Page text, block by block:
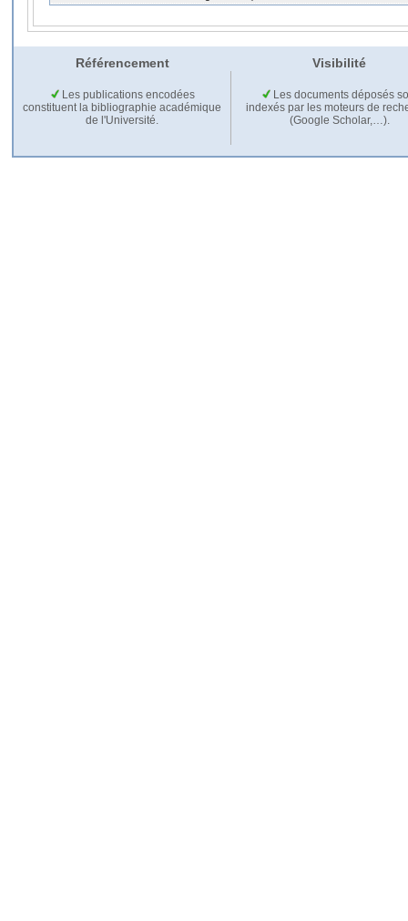
Référencement Visibilité
Les publications encodées
constituent la bibliographie académique
de l'Université.
Les documents déposés
indexés par les moteurs de
(Google Scholar,…).